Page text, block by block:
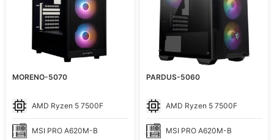
MORENO-5070
AMD Ryzen 5 7500F
MSI PRO A620M-B
PARDUS-5060
AMD Ryzen 5 7500F
MSI PRO A620M-B